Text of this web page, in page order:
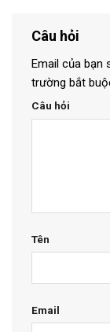
Câu hỏi
Email của bạn
trường bắt
Câu hỏi
Tên
Email